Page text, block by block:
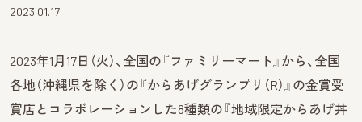
2023.01.17
2023年1月17日（火）、全国の『ファミリーマート』から、全国
各地（沖縄県を除く）の『からあげグランプリ（R）』の金賞受
賞店とコラボレーションした8種類の『地域限定からあげ丼